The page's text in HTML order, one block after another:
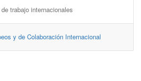
trabajo internacionales
y de Colaboración Internacional